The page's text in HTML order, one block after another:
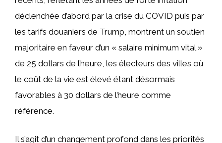
déclenchée d’abord par la crise du COVID puis par
les tarifs douaniers de Trump, montrent un soutien
majoritaire en faveur d’un « salaire minimum vital »
de 25 dollars de l’heure, les électeurs des villes où
le coût de la vie est élevé étant désormais
favorables à 30 dollars de l’heure comme
référence.
Il s’agit d’un changement profond dans les priorités